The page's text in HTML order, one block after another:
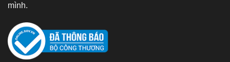
mình.